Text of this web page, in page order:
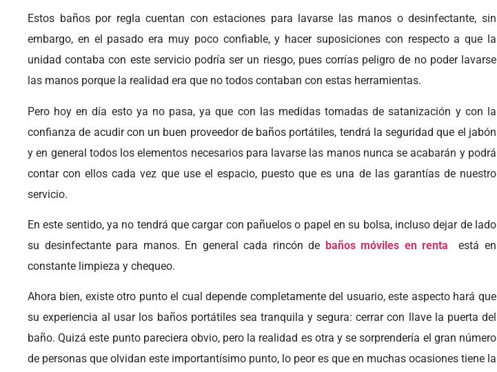
Estos baños por regla cuentan con estaciones para lavarse las manos o desinfectante, sin
embargo, en el pasado era muy poco confiable, y hacer suposiciones con respecto a que la
unidad contaba con este servicio podría ser un riesgo, pues corrías peligro de no poder lavarse
las manos porque la realidad era que no todos contaban con estas herramientas.
Pero hoy en día esto ya no pasa, ya que con las medidas tomadas de satanización y con la
confianza de acudir con un buen proveedor de baños portátiles, tendrá la seguridad que el jabón
y en general todos los elementos necesarios para lavarse las manos nunca se acabarán y podrá
contar con ellos cada vez que use el espacio, puesto que es una de las garantías de nuestro
servicio.
En este sentido, ya no tendrá que cargar con pañuelos o papel en su bolsa, incluso dejar de lado
su desinfectante para manos. En general cada rincón de baños móviles en renta está en
constante limpieza y chequeo.
Ahora bien, existe otro punto el cual depende completamente del usuario, este aspecto hará que
su experiencia al usar los baños portátiles sea tranquila y segura: cerrar con llave la puerta del
baño. Quizá este punto pareciera obvio, pero la realidad es otra y se sorprendería el gran número
de personas que olvidan este importantísimo punto, lo peor es que en muchas ocasiones tiene la